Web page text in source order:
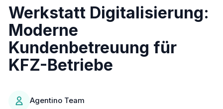
Werkstatt Digitalisierung:
Moderne
Kundenbetreuung für
KFZ-Betriebe
Agentino Team